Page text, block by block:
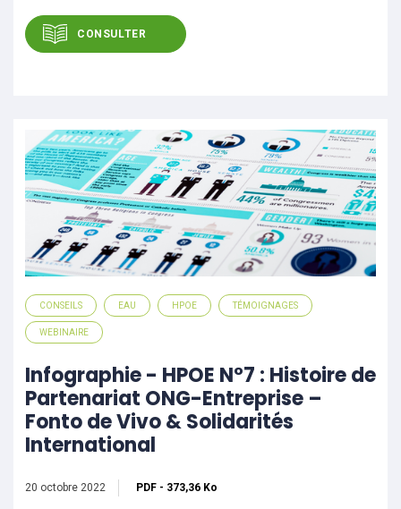
CONSULTER
CONSEILS EAU HPOE TÉMOIGNAGES
WEBINAIRE
Infographie - HPOE N°7 : Histoire de
Partenariat ONG-Entreprise –
Fonto de Vivo & Solidarités
International
20 octobre 2022 PDF - 373,36 Ko